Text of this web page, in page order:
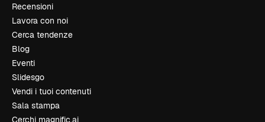
Recensioni
Lavora con noi
Cerca tendenze
Blog
Eventi
Slidesgo
Vendi i tuoi contenuti
Sala stampa
Cerchi magnific.ai